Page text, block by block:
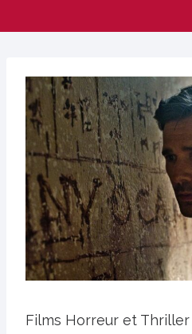
Films Horreur et Thriller